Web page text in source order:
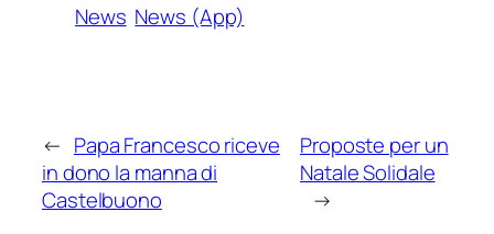
News News (App)
← Papa Francesco riceve
in dono la manna di
Castelbuono
Proposte per un
Natale Solidale
→